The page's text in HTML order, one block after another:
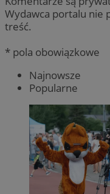
Wydawca portalu nie
treść.
* pola obowiązkowe
Najnowsze
Popularne